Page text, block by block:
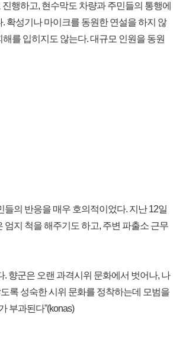
행하고, 현수막도 차량과 주민들의 통행에
확성기나 마이크를 동원한 연설을 하지 않
를 입히지도 않는다. 대규모 인원을 동원
의 반응을 매우 호의적이었다. 지난 12일
지 척을 해주기도 하고, 주변 파출소 근무
향군은 오랜 과격시위 문화에서 벗어나, 나
록 성숙한 시위 문화를 정착하는데 모범을
부과된다”(konas)